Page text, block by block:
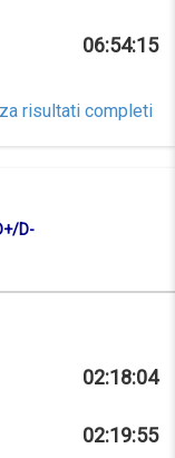
06:54:15
risultati completi
D-
02:18:04
02:19:55